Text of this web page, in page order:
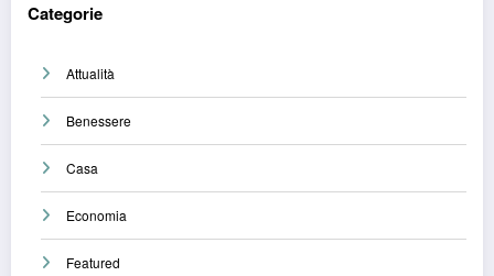
Categorie
Attualità
Benessere
Casa
Economia
Featured